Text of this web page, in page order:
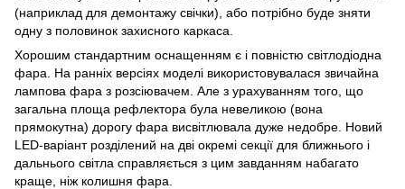
(наприклад для демонтажу свічки), або потрібно буде зняти
одну з половинок захисного каркаса.
Хорошим стандартним оснащенням є і повністю світлодіодна
фара. На ранніх версіях моделі використовувалася звичайна
лампова фара з розсіювачем. Але з урахуванням того, що
загальна площа рефлектора була невеликою (вона
прямокутна) дорогу фара висвітлювала дуже недобре. Новий
LED-варіант розділений на дві окремі секції для ближнього і
дальнього світла справляється з цим завданням набагато
краще, ніж колишня фара.